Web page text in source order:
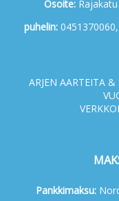
Osoite:Rajakatu
puhelin:0451370060,
ARJEN AARTEITA
Pankkimaksu: